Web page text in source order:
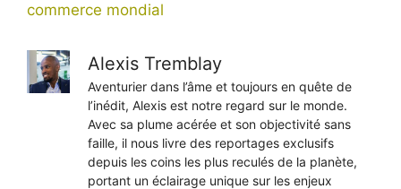
commerce mondial
Alexis Tremblay
Aventurier dans l’âme et toujours en quête de
l’inédit, Alexis est notre regard sur le monde.
Avec sa plume acérée et son objectivité sans
faille, il nous livre des reportages exclusifs
depuis les coins les plus reculés de la planète,
portant un éclairage unique sur les enjeux